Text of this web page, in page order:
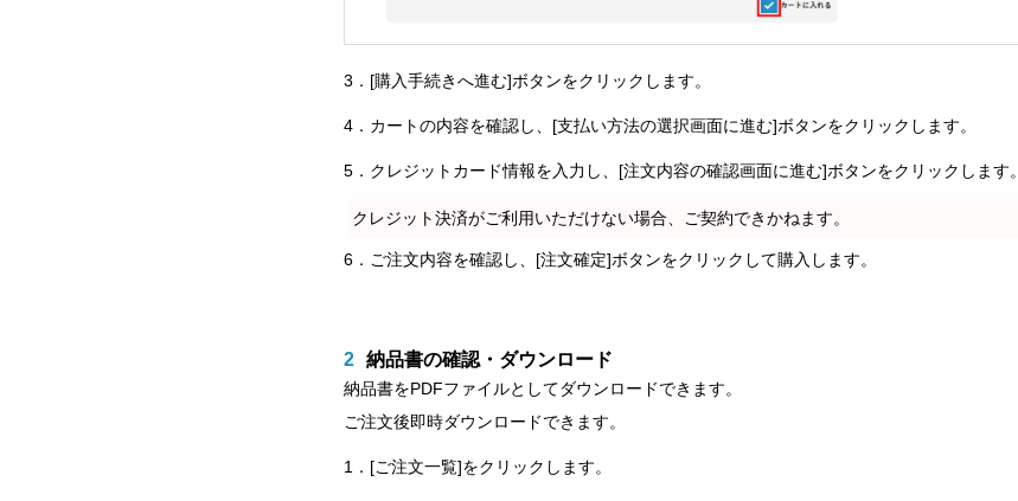
3．[購入手続きへ進む]ボタンをクリックします。
4．カートの内容を確認し、[支払い方法の選択画面に進む]ボタンをクリックします。
5．クレジットカード情報を入力し、[注文内容の確認画面に進む]ボタンをクリックします。
クレジット決済がご利用いただけない場合、ご契約できかねます。
6．ご注文内容を確認し、[注文確定]ボタンをクリックして購入します。
2 納品書の確認・ダウンロード
納品書をPDFファイルとしてダウンロードできます。
ご注文後即時ダウンロードできます。
1．[ご注文一覧]をクリックします。